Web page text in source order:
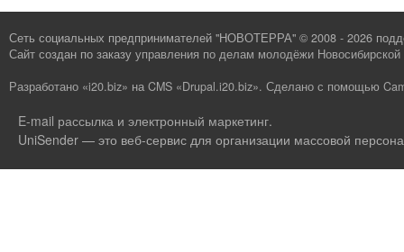
Сеть социальных предпринимателей "НОВОТЕРРА" © 2008 - 2026
Сайт создан по заказу управления по делам молодёжи Новосибирской
Разработано «i20.biz» на CMS «Drupal.i20.biz». Сделано с помощью
E-mail рассылка и электронный маркетинг.
UniSender — это веб-сервис для организации массовой